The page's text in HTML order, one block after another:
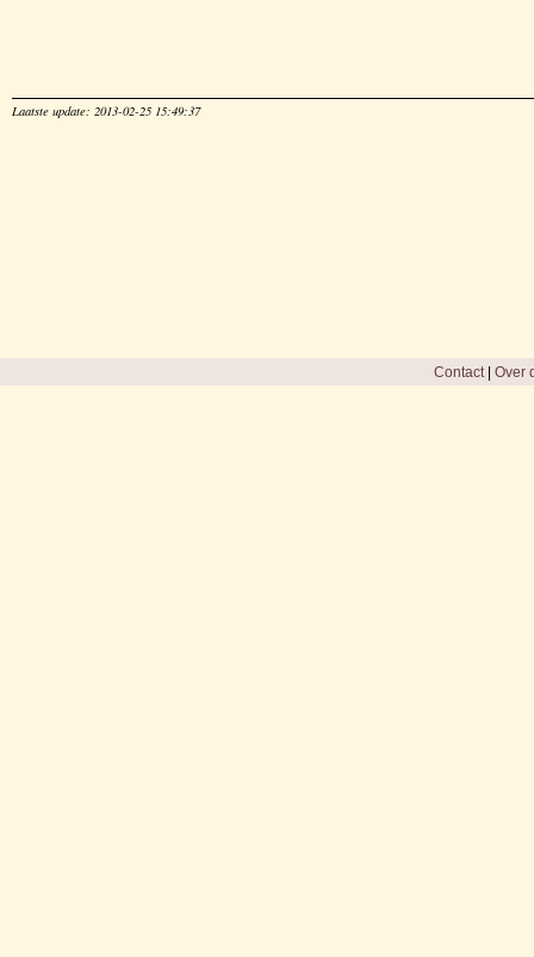
Laatste update: 2013-02-25 15:49:37
Contact| Over